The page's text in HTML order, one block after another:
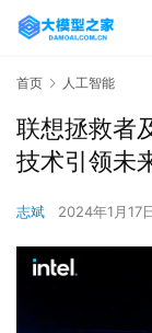
首页 人工智能
联想拯救者
技术引领未
志斌 2024年1月17